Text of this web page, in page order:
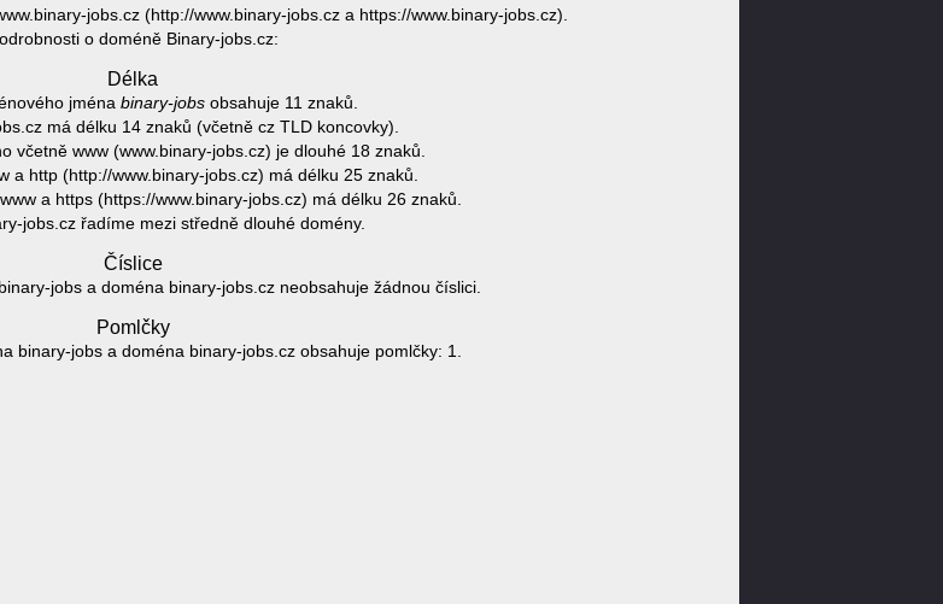
jobs.cz (http://www.binary-jobs.cz a https://www.binary-jobs.cz).
o doméně Binary-jobs.cz:
Délka
jména binary-jobs obsahuje 11 znaků.
má délku 14 znaků (včetně cz TLD koncovky).
včetně www (www.binary-jobs.cz) je dlouhé 18 znaků.
a http (http://www.binary-jobs.cz) má délku 25 znaků.
a https (https://www.binary-jobs.cz) má délku 26 znaků.
jobs.cz řadíme mezi středně dlouhé domény.
Číslice
jobs a doména binary-jobs.cz neobsahuje žádnou číslici.
Pomlčky
binary-jobs a doména binary-jobs.cz obsahuje pomlčky: 1.